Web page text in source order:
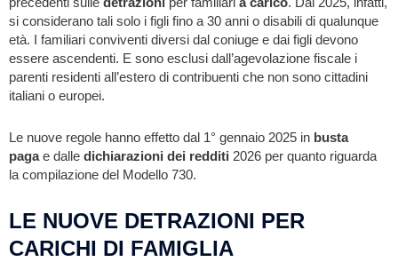
precedenti sulle detrazioni per familiari a carico. Dal 2025, infatti,
si considerano tali solo i figli fino a 30 anni o disabili di qualunque
età. I familiari conviventi diversi dal coniuge e dai figli devono
essere ascendenti. E sono esclusi dall’agevolazione fiscale i
parenti residenti all’estero di contribuenti che non sono cittadini
italiani o europei.
Le nuove regole hanno effetto dal 1° gennaio 2025 in busta
pagae dalle dichiarazioni dei redditi 2026 per quanto riguarda
la compilazione del Modello 730.
LE NUOVE DETRAZIONI PER
CARICHI DI FAMIGLIA